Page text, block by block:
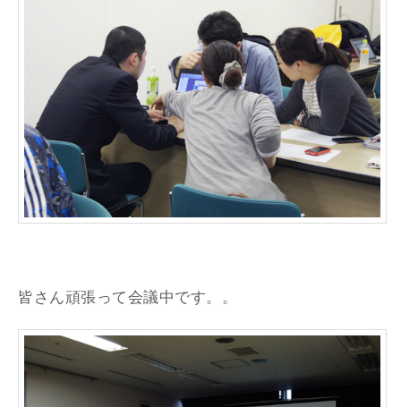
皆さん頑張って会議中です。。